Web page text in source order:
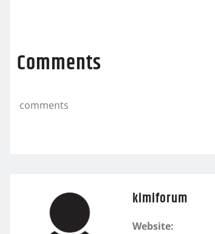
b
o
k
r σ
τ
Comments
comments
kimiforum
Website: